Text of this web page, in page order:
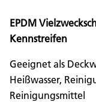
EPDM
Kennstreifen
Geeignet als
Heißwasser,
Reinigungsmittel